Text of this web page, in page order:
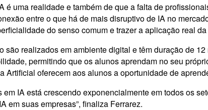
é uma realidade e também de que a falta de
entre o que há de mais disruptivo de IA no
do senso comum e trazer a aplicação real
são realizados em ambiente digital e têm duração de
permitindo que os alunos aprendam no seu
Artificial oferecem aos alunos a oportunidade de
em IA está crescendo exponencialmente em todos os
em suas empresas”, finaliza Ferrarez.